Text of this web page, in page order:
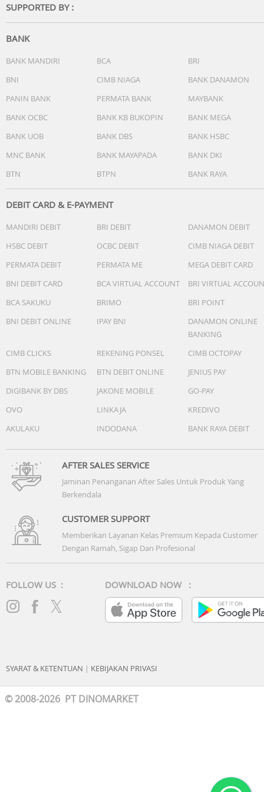
MANFAAT UNTUK SI KECIL & ORANG TUA :
- Mengurangi rasa sakit dan ketakutan anak saat luka
- Luka terlindungi secara optimal dari infeksi.
- Proses penyembuhan luka yang lebih cepat dan bersih.
baik.
SPESIFIKASI PRODUK :
Tipe: Assorted Type (Berbagai Ukuran: 72x18mm,
55x18mm, 40x10mm, Ø25mm)
Desain: Karakter PLAID&FRIENDS
Kondisi: Sterile by E.O. Gas
CARA PENGGUNAAN :
Pilih ukuran plaster yang sesuai dengan luka.
Lepaskan lapisan pelindung dan tempelkan plaster di
Ganti plaster secara teratur (minimal 1-2 kali sehari) atau
jika sudah kotor/basah.
Jangan biarkan luka kecil menghentikan keceriaan si kecil!
Sedia selalu Family Dr. Kids Bandage "PLAID&FRIENDS" di
rumah!
SUPPORTED BY :
BANK
BANK MANDIRI BCA
BRI
BNI
CIMB NIAGA
BANK DANAMON
PANIN BANK
PERMATA BANK
MAYBANK
BANK OCBC
BANK KB BUKOPIN
BANK MEGA
BANK UOB
BANK DBS
BANK HSBC
MNC BANK
BANK MAYAPADA
BANK DKI
BTN
BTPN BANK RAYA
DEBIT CARD & E-PAYMENT
MANDIRI DEBIT BRI DEBIT
DANAMON DEBIT
HSBC DEBIT
OCBC DEBIT
CIMB NIAGA DEBIT
PERMATA DEBIT
PERMATA ME
MEGA DEBIT CARD
BNI DEBIT CARD
BCA VIRTUAL ACCOUNT
BRI VIRTUAL
BCA SAKUKU
BRIMO
BRI POINT
BNI DEBIT ONLINE
IPAY BNI
DANAMON ONLINE
BANKING
CIMB CLICKS
REKENING PONSEL
CIMB OCTOPAY
BTN MOBILE BANKING
BTN DEBIT ONLINE
JENIUS PAY
DIGIBANK BY DBS
JAKONE MOBILE
GO-PAY
OVO
LINKAJA
KREDIVO
AKULAKU
INDODANA BANK RAYA DEBIT
AFTER SALES SERVICE
Jaminan Penanganan After Sales Untuk Produk Yang
Berkendala
CUSTOMER SUPPORT
Memberikan Layanan Kelas Premium Kepada Customer
Dengan Ramah, Sigap Dan Profesional
FOLLOW US : DOWNLOAD NOW :
SYARAT & KETENTUAN | KEBIJAKAN PRIVASI
© 2008-2026 PT DINOMARKET